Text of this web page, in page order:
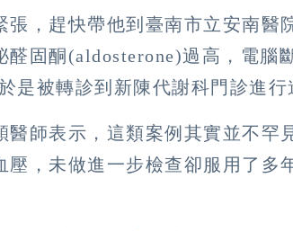
張，趕快帶他到臺南市立安南醫
醛固酮(aldosterone)過高，電腦
是被轉診到新陳代謝科門診進行
醫師表示，這類案例其實並不罕
壓，未做進一步檢查卻服用了多